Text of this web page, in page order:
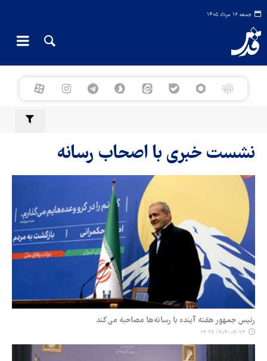
جمعه ۱۶ مرداد ۱۴۰۵
نشست خبری با اصحاب رسانه
رئیس جمهور هفته آینده با رسانه‌ها مصاحبه می‌کند
۱۴۰۴-۰۷-۲۳ ۱۳:۳۹